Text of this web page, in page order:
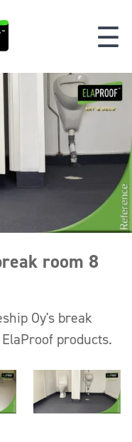
☰
room 8
Oy's break
products.